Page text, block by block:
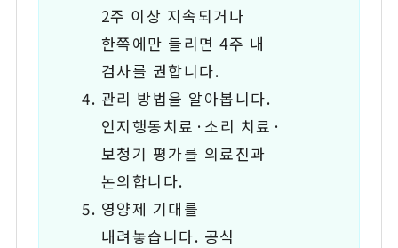
2주 이상 지속되거나
한쪽에만 들리면 4주 내
검사를 권합니다.
관리 방법을 알아봅니다.
인지행동치료·소리 치료·
보청기 평가를 의료진과
논의합니다.
영양제 기대를
내려놓습니다. 공식